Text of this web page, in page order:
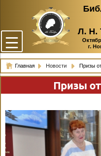
Л. Н.
г.
Главная Новости Призы
Призы